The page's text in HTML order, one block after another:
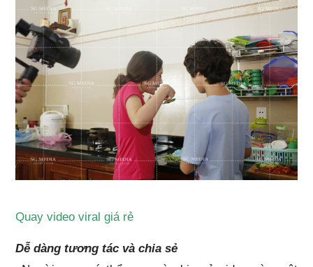
Quay video viral giá rẻ
Dễ dàng tương tác và chia sẻ